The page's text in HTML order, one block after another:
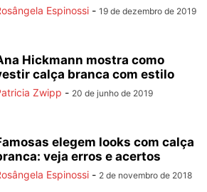
Espinossi - 19 de dezembro de 2019
Hickmann mostra como
calça branca com estilo
Zwipp - 20 de junho de 2019
elegem looks com calça
veja erros e acertos
Espinossi - 2 de novembro de 2018